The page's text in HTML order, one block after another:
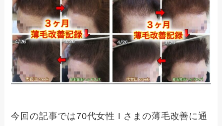
今回の記事では70代女性 I さまの薄毛改善に通